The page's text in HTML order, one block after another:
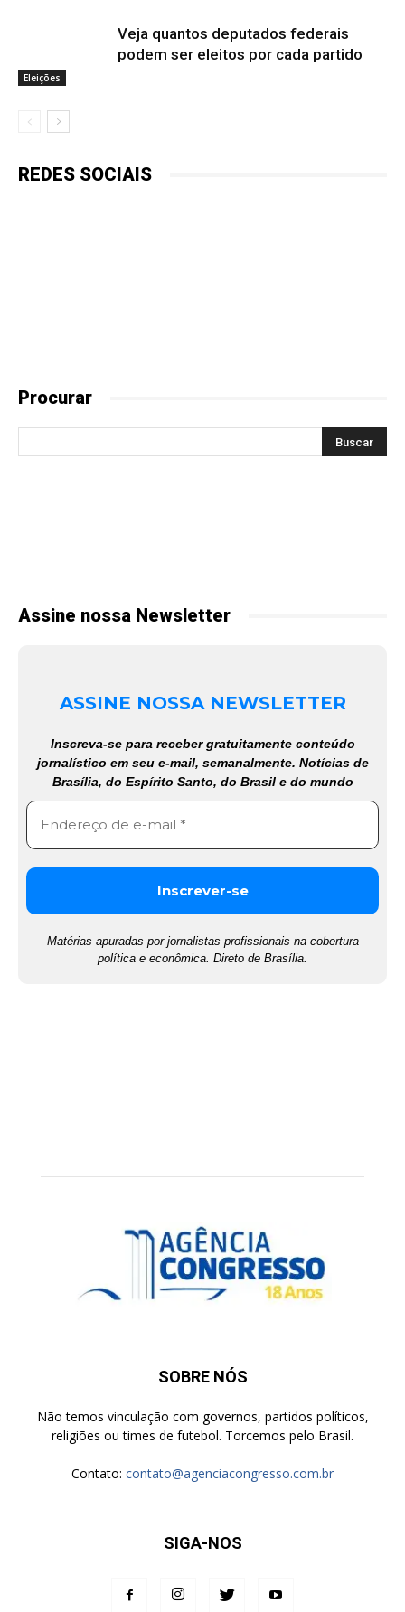
Eleições
Veja quantos deputados federais
podem ser eleitos por cada partido
REDES SOCIAIS
Procurar
Assine nossa Newsletter
ASSINE NOSSA NEWSLETTER
Inscreva-se para receber gratuitamente conteúdo
jornalístico em seu e-mail, semanalmente. Notícias de
Brasília, do Espírito Santo, do Brasil e do mundo
Matérias apuradas por jornalistas profissionais na cobertura
política e econômica. Direto de Brasília.
SOBRE NÓS
Não temos vinculação com governos, partidos políticos,
religiões ou times de futebol. Torcemos pelo Brasil.
Contato: contato@agenciacongresso.com.br
SIGA-NOS